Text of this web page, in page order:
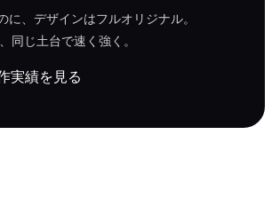
に、デザインはフルオリジナル。
同じ土台で速く強く。
実績を見る